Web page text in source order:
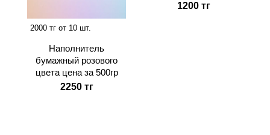
2000 тг от 10 шт.
Наполнитель
бумажный розового
цвета цена за 500гр
2250 тг
1200 тг